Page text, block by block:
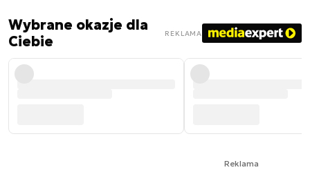
Wybrane okazje dla
Ciebie
REKLAMA
Reklama